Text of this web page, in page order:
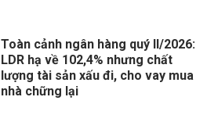
Toàn cảnh ngân hàng quý II/2026:
LDR hạ về 102,4% nhưng chất
lượng tài sản xấu đi, cho vay mua
nhà chững lại